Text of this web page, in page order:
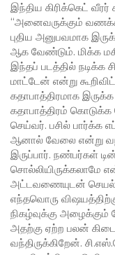
இந்திய கிரிக்கெட் வீரர்
“அனைவருக்கும்
புதிய அனுபவமாக
ஆக வேண்டும். மிக்க
இந்தப் படத்தில் நடிக்க
மாட்டேன் என்று
கதாபாத்திரமாக
கதாபாத்திரம்
செய்வர். பசில் பார்க்க
ஆனால் வேலை என்று
இருப்பார். நண்பர்கள்
சொல்லியிருக்கலாமே
அட்டவணையுடன்
எந்தவொரு
நிகழ்வுக்கு அழைக்கும்
அதற்கு ஏற்ற பலன்
வந்திருக்கிறேன்.